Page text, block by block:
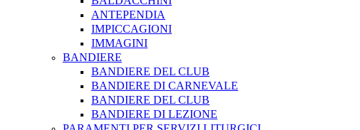
ANTEPENDIA
IMPICCAGIONI
IMMAGINI
BANDIERE
BANDIERE DEL CLUB
BANDIERE DI CARNEVALE
BANDIERE DEL CLUB
BANDIERE DI LEZIONE